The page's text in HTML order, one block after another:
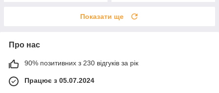
Показати ще
Про нас
90% позитивних з 230 відгуків за рік
Працює з 05.07.2024